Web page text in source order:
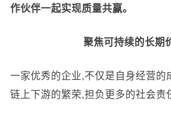
作伙伴一起实现质量共赢。
聚焦可持续的长期
一家优秀的企业,不仅是自身经营的
链上下游的繁荣,担负更多的社会责